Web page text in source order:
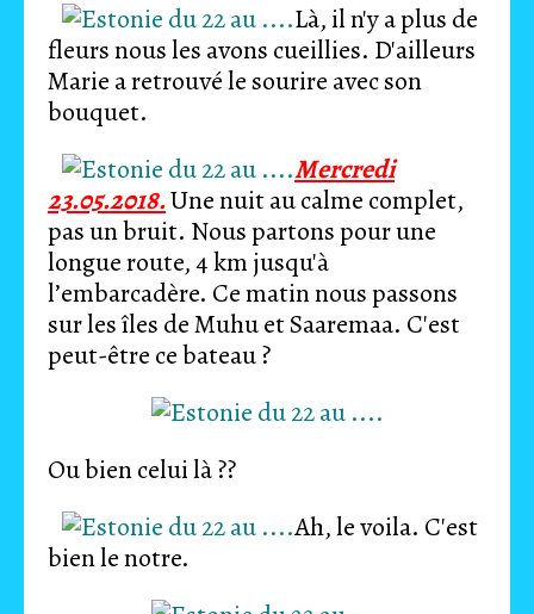
Là, il n'y a plus de
fleurs nous les avons cueillies. D'ailleurs
Marie a retrouvé le sourire avec son
bouquet.
Mercredi
23.05.2018.Une nuit au calme complet,
pas un bruit. Nous partons pour une
longue route, 4 km jusqu'à
l’embarcadère. Ce matin nous passons
sur les îles de Muhu et Saaremaa. C'est
peut-être ce bateau ?
Ou bien celui là ??
Ah, le voila. C'est
bien le notre.